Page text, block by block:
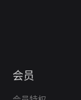
会员